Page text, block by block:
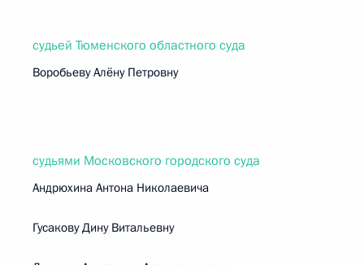
судьей Тюменского областного суда
Воробьеву Алёну Петровну
судьями Московского городского суда
Андрюхина Антона Николаевича
Гусакову Дину Витальевну